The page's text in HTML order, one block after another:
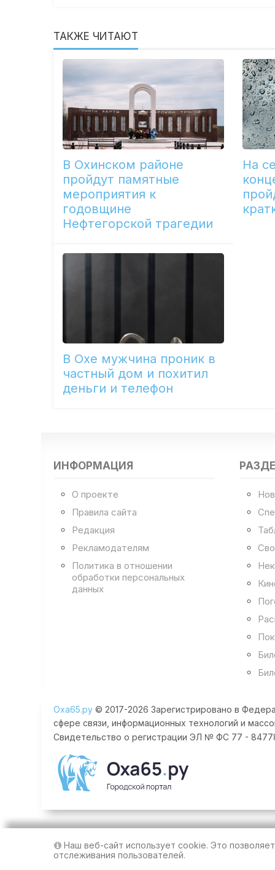
ТАКЖЕ ЧИТАЮТ
В Охинском районе
пройдут памятные
мероприятия к
годовщине
Нефтегорской трагедии
На
В Охе мужчина проник в
частный дом и похитил
деньги и телефон
ИНФОРМАЦИЯ
О проекте
Правила сайта
Редакция
Рекламодателям
Политика в отношении
обработки персональных
данных
Оха65.ру © 2017-2026 Зарегистрировано в
сфере связи, информационных технологий и
Свидетельство о регистрации ЭЛ № ФС 77 -
Наш веб-сайт использует cookie. Это
отслеживания пользователей.